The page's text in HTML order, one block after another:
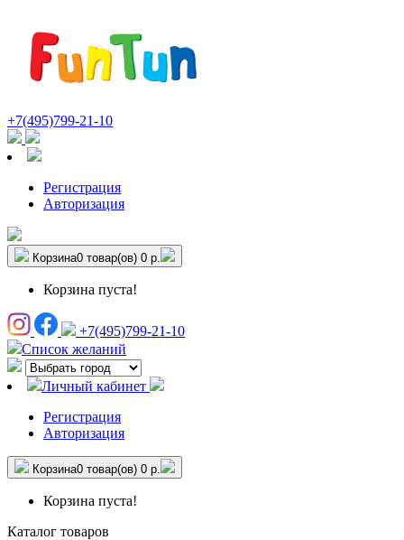
+7(495)799-21-10
Регистрация
Авторизация
Корзина0 товар(ов) 0 р.
Корзина пуста!
+7(495)799-21-10
Список желаний
Личный кабинет
Регистрация
Авторизация
Корзина0 товар(ов) 0 р.
Корзина пуста!
Каталог товаров